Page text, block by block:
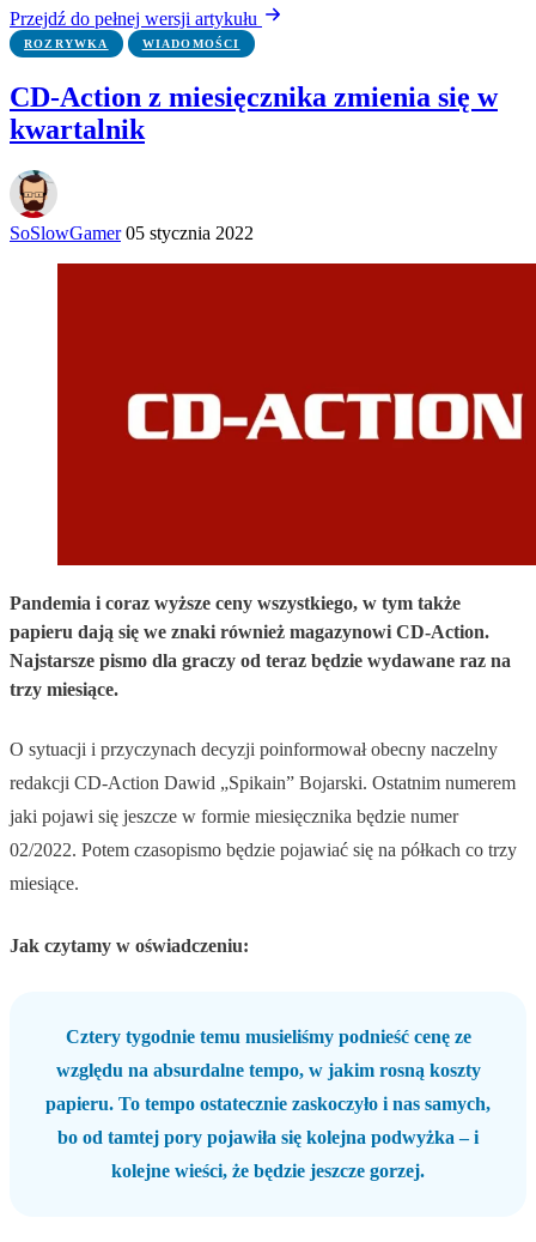
Przejdź do pełnej wersji artykułu
ROZRYWKA WIADOMOŚCI
CD-Action z miesięcznika zmienia się w
kwartalnik
SoSlowGamer 05 stycznia 2022
Pandemia i coraz wyższe ceny wszystkiego, w tym także
papieru dają się we znaki również magazynowi CD-Action.
Najstarsze pismo dla graczy od teraz będzie wydawane raz na
trzy miesiące.
O sytuacji i przyczynach decyzji poinformował obecny naczelny
redakcji CD-Action Dawid „Spikain” Bojarski. Ostatnim numerem
jaki pojawi się jeszcze w formie miesięcznika będzie numer
02/2022. Potem czasopismo będzie pojawiać się na półkach co trzy
miesiące.
Jak czytamy w oświadczeniu:
Cztery tygodnie temu musieliśmy podnieść cenę ze
względu na absurdalne tempo, w jakim rosną koszty
papieru. To tempo ostatecznie zaskoczyło i nas samych,
bo od tamtej pory pojawiła się kolejna podwyżka – i
kolejne wieści, że będzie jeszcze gorzej.